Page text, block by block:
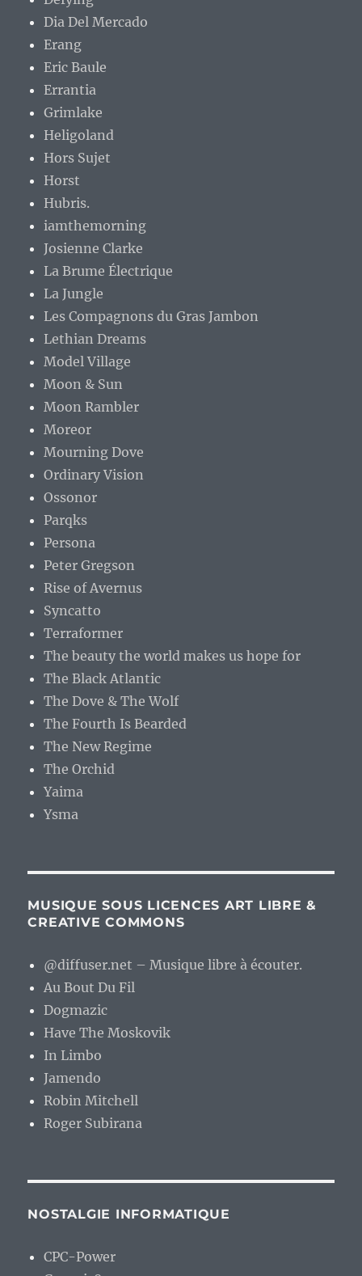
Dia Del Mercado
Erang
Eric Baule
Errantia
Grimlake
Heligoland
Hors Sujet
Horst
Hubris.
iamthemorning
Josienne Clarke
La Brume Électrique
La Jungle
Les Compagnons du Gras Jambon
Lethian Dreams
Model Village
Moon & Sun
Moon Rambler
Moreor
Mourning Dove
Ordinary Vision
Ossonor
Parqks
Persona
Peter Gregson
Rise of Avernus
Syncatto
Terraformer
The beauty the world makes us hope for
The Black Atlantic
The Dove & The Wolf
The Fourth Is Bearded
The New Regime
The Orchid
Yaima
Ysma
MUSIQUE SOUS LICENCES ART LIBRE &
CREATIVE COMMONS
@diffuser.net – Musique libre à écouter.
Au Bout Du Fil
Dogmazic
Have The Moskovik
In Limbo
Jamendo
Robin Mitchell
Roger Subirana
NOSTALGIE INFORMATIQUE
CPC-Power